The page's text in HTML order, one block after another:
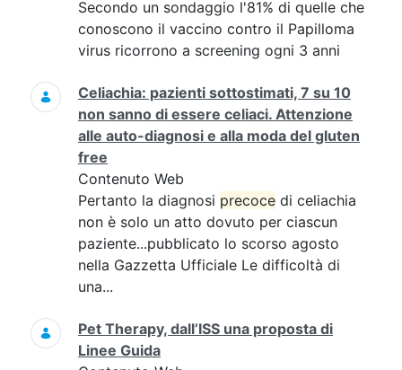
Secondo un sondaggio l'81% di quelle che
conoscono il vaccino contro il Papilloma
virus ricorrono a screening ogni 3 anni
Celiachia: pazienti sottostimati, 7 su 10
non sanno di essere celiaci. Attenzione
alle auto-diagnosi e alla moda del gluten
free
Contenuto Web
Pertanto la diagnosi precoce di celiachia
non è solo un atto dovuto per ciascun
paziente...pubblicato lo scorso agosto
nella Gazzetta Ufficiale Le difficoltà di
una...
Pet Therapy, dall’ISS una proposta di
Linee Guida